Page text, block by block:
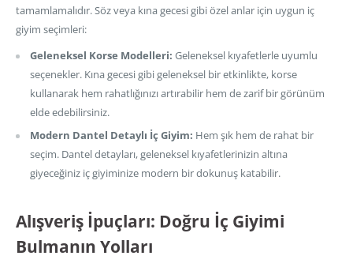
tamamlamalıdır. Söz veya kına gecesi gibi özel anlar için uygun iç
giyim seçimleri:
Geleneksel Korse Modelleri: Geleneksel kıyafetlerle uyumlu
seçenekler. Kına gecesi gibi geleneksel bir etkinlikte, korse
kullanarak hem rahatlığınızı artırabilir hem de zarif bir görünüm
elde edebilirsiniz.
Modern Dantel Detaylı İç Giyim: Hem şık hem de rahat bir
seçim. Dantel detayları, geleneksel kıyafetlerinizin altına
giyeceğiniz iç giyiminize modern bir dokunuş katabilir.
Alışveriş İpuçları: Doğru İç Giyimi
Bulmanın Yolları